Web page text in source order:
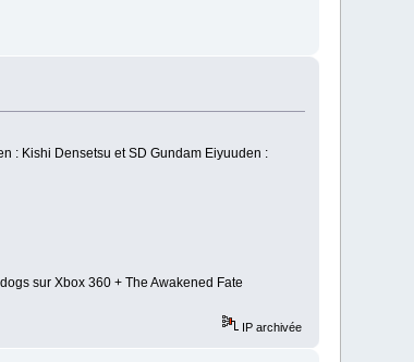
: Kishi Densetsu et SD Gundam Eiyuuden :
sur Xbox 360 + The Awakened Fate
IP archivée